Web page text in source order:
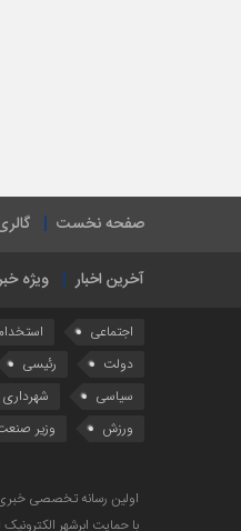
صفحه نخست
آخرین اخبار ویژه
اجتماعی
دولت
رئیسی
سیاسی
شهرداری
ورزش
وزیر
اولین رسانه تخصصی خبری
با حمایت ابرشهر الکترونیک